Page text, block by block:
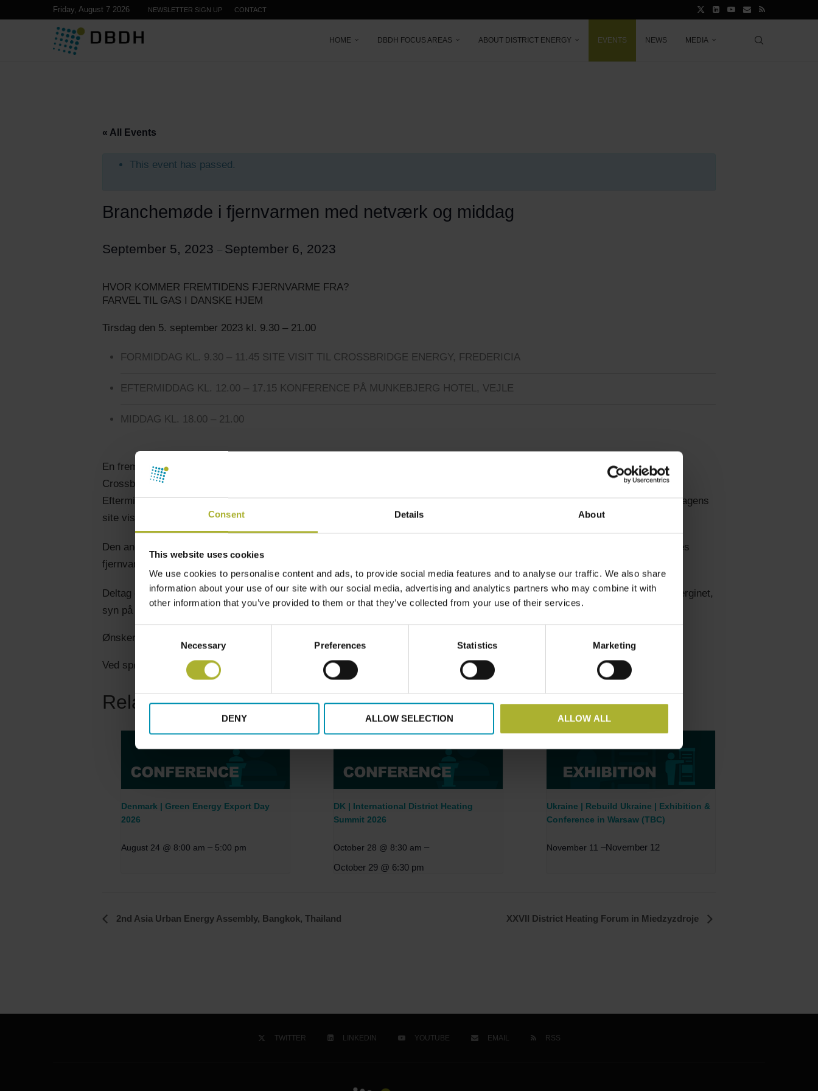
Consent Details About
This website uses cookies
We use cookies to personalise content and ads, to provide social media features and to analyse our traffic. We also share
information about your use of our site with our social media, advertising and analytics partners who may combine it with
other information that you’ve provided to them or that they’ve collected from your use of their services.
Necessary Preferences Statistics Marketing
DENY ALLOW SELECTION ALLOW ALL
Friday, August 7 2026 NEWSLETTER SIGN UP CONTACT
HOME DBDH FOCUS AREAS ABOUT DISTRICT ENERGY EVENTS NEWS MEDIA
« All Events
This event has passed.
Branchemøde i fjernvarmen med netværk og middag
September 5, 2023 September 6, 2023
HVOR KOMMER FREMTIDENS FJERNVARME FRA?
FARVEL TIL GAS I DANSKE HJEM
Tirsdag den 5. september 2023 kl. 9.30 – 21.00
FORMIDDAG KL. 9.30 – 11.45 SITE VISIT TIL CROSSBRIDGE ENERGY, FREDERICIA
EFTERMIDDAG KL. 12.00 – 17.15 KONFERENCE PÅ MUNKEBJERG HOTEL, VEJLE
MIDDAG KL. 18.00 – 21.00
En fremtid med både PtX og brint står for døren, og på årets branchemøde bliver der mulighed for at komme med på besøg hos
Crossbridge Energy. Sammen med Everfuel er de aktørerne bag Europas største PtX-anlæg.
Eftermiddagens konference har fokus på, hvor fjernvarmen skal komme fra i fremtiden. Her vil der blive trukket tråde til formiddagens
site visit.
Den anden sektion vil fokusere på ”Farvel til gas i de danske hjem” og den nationale energikrisestab NEKST – for hvordan lykkes
fjernvarmeudrulningen i en tid med stigende priser og mangel på arbejdskraft?
Deltag og hør de spændende debatter om fjernvarmens fremtid. Konferencen afrundes med Mogens Lykketofts, formand for Energinet,
syn på verdenssituationen med fokus på energi- og klimakrisen.
Ønsker du at deltage?
Ved spørgsmål, kontakt venligst Pia Zimmermann på ( pz@dbdh.dk
Related Events
Denmark | Green Energy Export Day
2026
August 24 @ 8:00 am – 5:00 pm
DK | International District Heating
Summit 2026
October 28 @ 8:30 am –
October 29 @ 6:30 pm
Ukraine | Rebuild Ukraine | Exhibition &
Conference in Warsaw (TBC)
November 11 –November 12
Event2nd Asia Urban Energy Assembly, Bangkok, Thailand XXVII District Heating Forum in Miedzyzdroje
TWITTER LINKEDIN YOUTUBE EMAIL RSS